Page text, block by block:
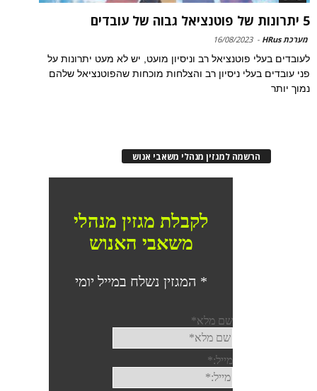
5 יתרונות של פוטנציאל גבוה של עובדים
מערכת HRus -
16/08/2023
לעובדים בעלי פוטנציאל רב וניסיון מועט, יש לא מעט יתרונות על
פני עובדים בעלי ניסיון רב והצלחות מוכחות שהפוטנציאל שלהם
נמוך יותר
הרשמה למגזין מנהלי משאבי אנוש